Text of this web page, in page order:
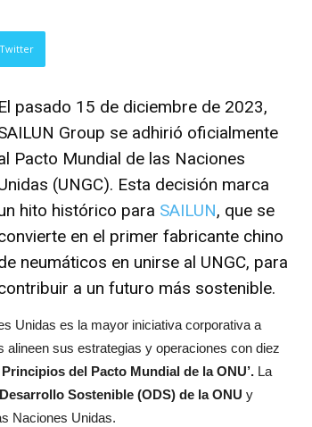
El pasado 15 de diciembre de 2023,
Group se adhirió oficialmente
Pacto Mundial de las Naciones
(UNGC). Esta decisión marca
hito histórico para SAILUN, que se
en el primer fabricante chino
neumáticos en unirse al UNGC, para
a un futuro más sostenible.
Unidas es la mayor iniciativa corporativa a
alineen sus estrategias y operaciones con diez
Principios del Pacto Mundial de la ONU’. La
Sostenible (ODS) de la ONU y
Naciones Unidas.